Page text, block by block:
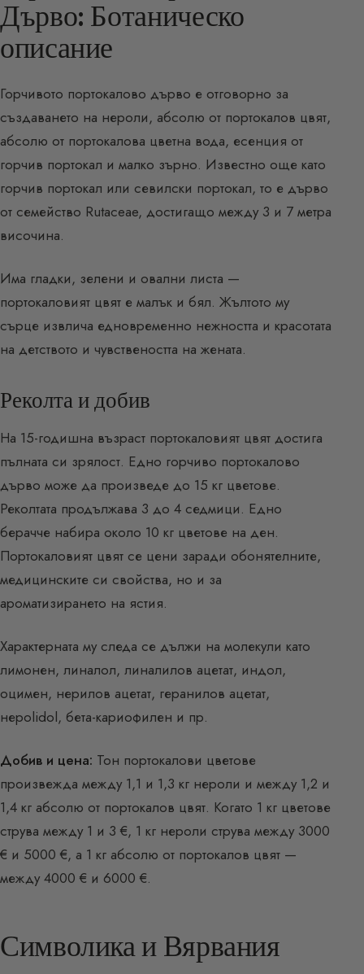
Дърво: Ботаническо
описание
Горчивото портокалово дърво е отговорно за
създаването на нероли, абсолю от портокалов цвят,
абсолю от портокалова цветна вода, есенция от
горчив портокал и малко зърно. Известно още като
горчив портокал или севилски портокал, то е дърво
от семейство Rutaceae, достигащо между 3 и 7 метра
височина.
Има гладки, зелени и овални листа —
портокаловият цвят е малък и бял. Жълтото му
сърце извлича едновременно нежността и красотата
на детството и чувствеността на жената.
Реколта и добив
На 15-годишна възраст портокаловият цвят достига
пълната си зрялост. Едно горчиво портокалово
дърво може да произведе до 15 кг цветове.
Реколтата продължава 3 до 4 седмици. Едно
берачче набира около 10 кг цветове на ден.
Портокаловият цвят се цени заради обонятелните,
медицинските си свойства, но и за
ароматизирането на ястия.
Характерната му следа се дължи на молекули като
лимонен, линалол, линалилов ацетат, индол,
оцимен, нерилов ацетат, геранилов ацетат,
нероlidol, бета-кариофилен и пр.
Добив и цена: Тон портокалови цветове
произвежда между 1,1 и 1,3 кг нероли и между 1,2 и
1,4 кг абсолю от портокалов цвят. Когато 1 кг цветове
струва между 1 и 3 €, 1 кг нероли струва между 3000
€ и 5000 €, а 1 кг абсолю от портокалов цвят —
между 4000 € и 6000 €.
Символика и Вярвания